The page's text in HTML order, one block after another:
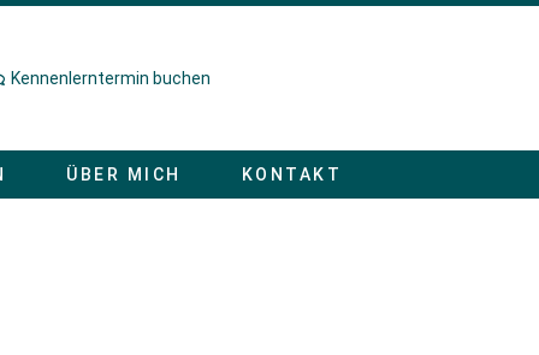
Kennenlerntermin buchen
ÜBER MICH KONTAKT